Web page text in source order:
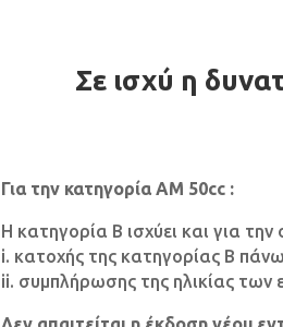
Σε ισχύ η
Για την κατηγορία ΑΜ 50cc :
Η κατηγορία Β ισχύει και για
i. κατοχής της κατηγορίας Β
ii. συμπλήρωσης της ηλικίας των